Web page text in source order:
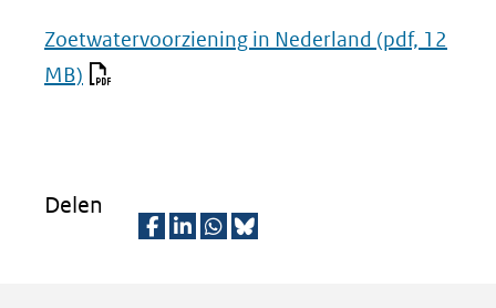
Zoetwatervoorziening in Nederland (pdf, 12
MB)
Delen